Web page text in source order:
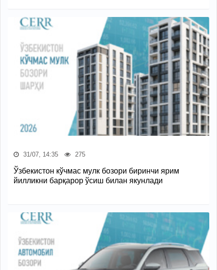
31/07, 14:35 275
Ўзбекистон кўчмас мулк бозори биринчи ярим
йилликни барқарор ўсиш билан якунлади